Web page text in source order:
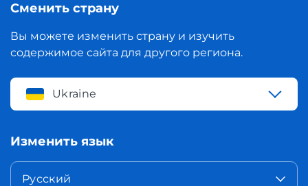
Сменить страну
Вы можете изменить страну и изучить
содержимое сайта для другого региона.
Ukraine
Изменить язык
Русский